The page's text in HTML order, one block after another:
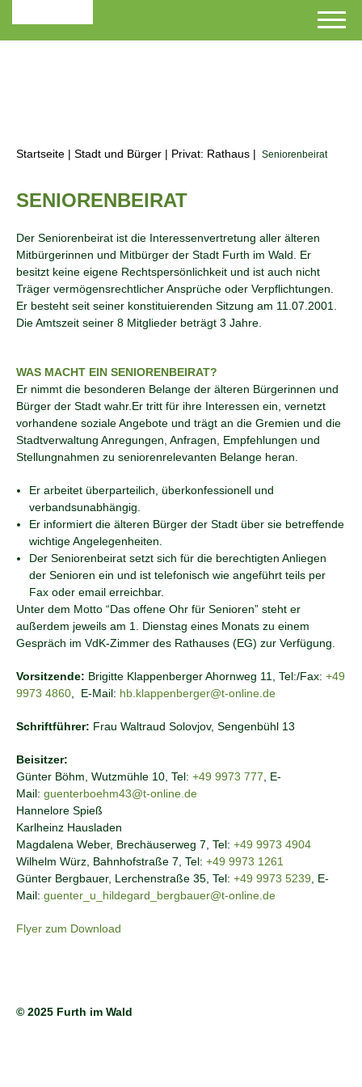
Startseite | Stadt und Bürger | Privat: Rathaus | Seniorenbeirat
SENIORENBEIRAT
Der Seniorenbeirat ist die Interessenvertretung aller älteren
Mitbürgerinnen und Mitbürger der Stadt Furth im Wald. Er
besitzt keine eigene Rechtspersönlichkeit und ist auch nicht
Träger vermögensrechtlicher Ansprüche oder Verpflichtungen.
Er besteht seit seiner konstituierenden Sitzung am 11.07.2001.
Die Amtszeit seiner 8 Mitglieder beträgt 3 Jahre.
WAS MACHT EIN SENIORENBEIRAT?
Er nimmt die besonderen Belange der älteren Bürgerinnen und
Bürger der Stadt wahr.Er tritt für ihre Interessen ein, vernetzt
vorhandene soziale Angebote und trägt an die Gremien und die
Stadtverwaltung Anregungen, Anfragen, Empfehlungen und
Stellungnahmen zu seniorenrelevanten Belange heran.
Er arbeitet überparteilich, überkonfessionell und
verbandsunabhängig.
Er informiert die älteren Bürger der Stadt über sie betreffende
wichtige Angelegenheiten.
Der Seniorenbeirat setzt sich für die berechtigten Anliegen
der Senioren ein und ist telefonisch wie angeführt teils per
Fax oder email erreichbar.
Unter dem Motto “Das offene Ohr für Senioren” steht er
außerdem jeweils am 1. Dienstag eines Monats zu einem
Gespräch im VdK-Zimmer des Rathauses (EG) zur Verfügung.
Vorsitzende: Brigitte Klappenberger Ahornweg 11, Tel:/Fax: +49
9973 4860 , E-Mail: hb.klappenberger@t-online.de
Schriftführer: Frau Waltraud Solovjov, Sengenbühl 13
Beisitzer:
Günter Böhm, Wutzmühle 10, Tel: +49 9973 777 , E-
Mail: guenterboehm43@t-online.de
Hannelore Spieß
Karlheinz Hausladen
Magdalena Weber, Brechäuserweg 7, Tel: +49 9973 4904
Wilhelm Würz, Bahnhofstraße 7, Tel: +49 9973 1261
Günter Bergbauer, Lerchenstraße 35, Tel: +49 9973 5239 , E-
Mail: guenter_u_hildegard_bergbauer@t-online.de
Flyer zum Download
© 2025 Furth im Wald